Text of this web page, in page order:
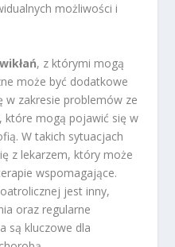
możliwości i
, z którymi mogą
może być dodatkowe
w zakresie problemów ze
które mogą pojawić się w
W takich sytuacjach
z lekarzem, który może
wspomagające.
jest inny,
oraz regularne
są kluczowe dla